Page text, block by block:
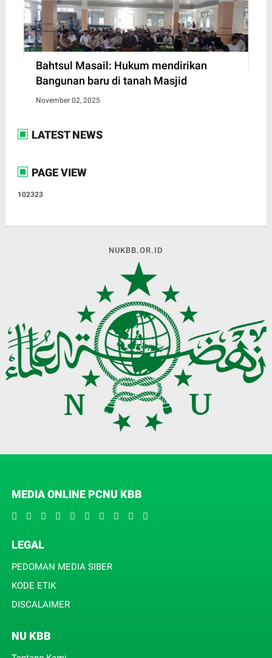
Bahtsul Masail: Hukum mendirikan
Bangunan baru di tanah Masjid
November 02, 2025
LATEST NEWS
PAGE VIEW
102323
NUKBB.OR.ID
MEDIA ONLINE PCNU KBB
LEGAL
PEDOMAN MEDIA SIBER
KODE ETIK
DISCALAIMER
NU KBB